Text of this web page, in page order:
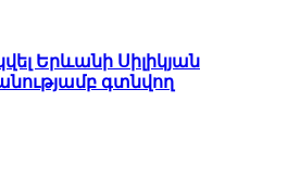
Երևանի Սիլիկյան
գտնվող